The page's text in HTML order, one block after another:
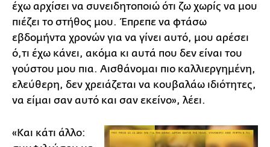
έχω αρχίσει να συνειδητοποιώ ότι ζω χωρίς να μου
πιέζει το στήθος μου. Έπρεπε να φτάσω
εβδομήντα χρονών για να γίνει αυτό, μου αρέσει
ό,τι έχω κάνει, ακόμα κι αυτά που δεν είναι του
γούστου μου πια. Αισθάνομαι πιο καλλιεργημένη,
ελεύθερη, δεν χρειάζεται να κουβαλάω ιδιότητες,
να είμαι σαν αυτό και σαν εκείνο», λέει.
«Και κάτι άλλο: